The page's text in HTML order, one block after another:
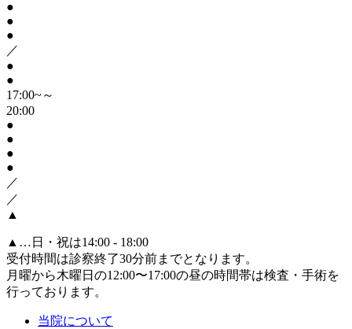
●
●
●
／
●
●
17:00~～
20:00
●
●
●
●
／
／
▲
▲ …日・祝は14:00 - 18:00
受付時間は診察終了30分前までとなります。
月曜から木曜日の12:00〜17:00の昼の時間帯は検査・手術を
行っております。
当院について